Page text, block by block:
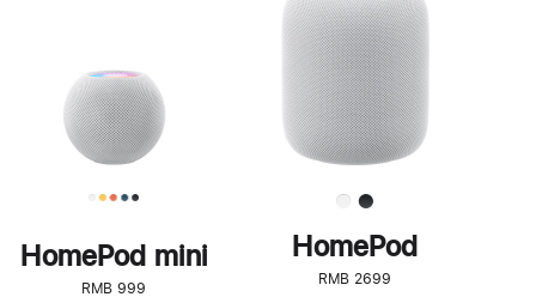
HomePod mini
RMB 999
了
解
HomePod<
HomePod
RMB 2699